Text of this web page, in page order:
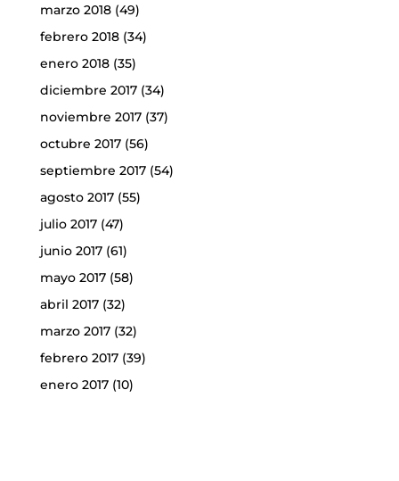
marzo 2018(49)
febrero 2018(34)
enero 2018(35)
diciembre 2017(34)
noviembre 2017(37)
octubre 2017(56)
septiembre 2017(54)
agosto 2017(55)
julio 2017(47)
junio 2017(61)
mayo 2017(58)
abril 2017(32)
marzo 2017(32)
febrero 2017(39)
enero 2017(10)